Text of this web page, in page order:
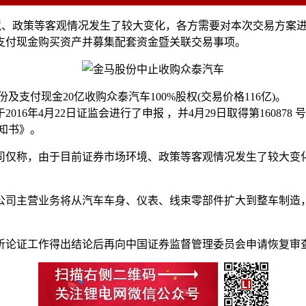
政策等客观情况发生了较大变化，各方需要对本次交易方
现金购买资产并募集配套资金暨关联交易事项。
支付现金20亿收购众泰汽车100%股权(交易价格116亿)。
年4月22日证监会进行了申报 ，并4月29日取得第160878
书》。
称，由于目前证券市场环境、政策等客观情况发生了较大
主营业务将从汽车车身、仪表、线束零部件扩大到整车制
证工作得出结论后再向中国证券监督管理委员会申请恢复审